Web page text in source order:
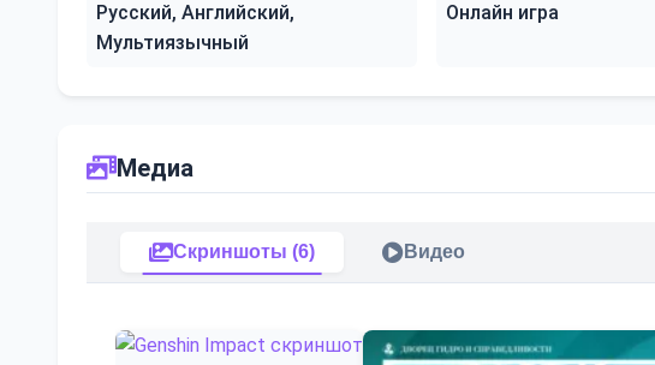
Русский, Английский,
Мультиязычный
Онлайн игра
Медиа
Скриншоты (6) Видео